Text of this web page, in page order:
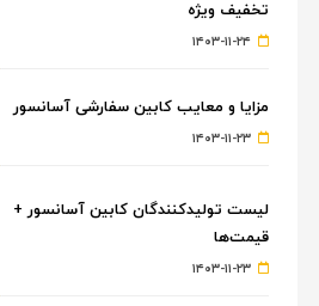
تخفیف ویژه
۱۴۰۳-۱۱-۲۴
مزایا و معایب کابین سفارشی آسانسور
۱۴۰۳-۱۱-۲۳
لیست تولیدکنندگان کابین آسانسور +
قیمت‌ها
۱۴۰۳-۱۱-۲۳